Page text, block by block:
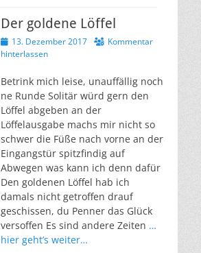
Der goldene Löffel
Veröffentlicht
am
13. Dezember 2017
Kommentar
hinterlassen
Betrink mich leise, unauffällig noch
ne Runde Solitär würd gern den
Löffel abgeben an der
Löffelausgabe machs mir nicht so
schwer die Füße nach vorne an der
Eingangstür spitzfindig auf
Abwegen was kann ich denn dafür
Den goldenen Löffel hab ich
damals nicht getroffen drauf
geschissen, du Penner das Glück
versoffen Es sind andere Zeiten …
hier geht’s weiter…